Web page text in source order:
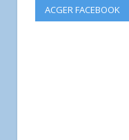
ACGER FACEBOOK